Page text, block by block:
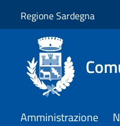
Regione Sardegna
Amministrazione